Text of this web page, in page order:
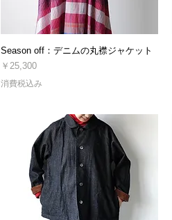
Season off：デニムの丸襟ジャケット
価格
￥25,300
消費税込み